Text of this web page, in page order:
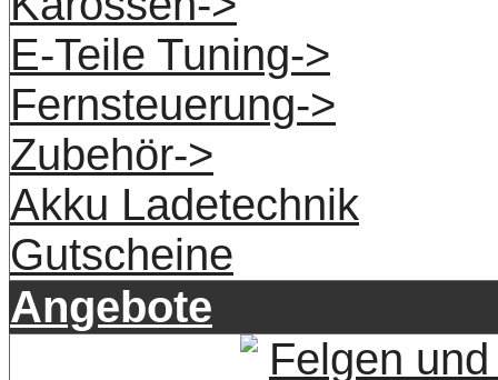
E-Teile Tuning->
Fernsteuerung->
Zubehör->
Akku Ladetechnik
Gutscheine
Angebote